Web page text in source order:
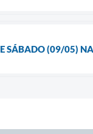
SÁBADO (09/05)